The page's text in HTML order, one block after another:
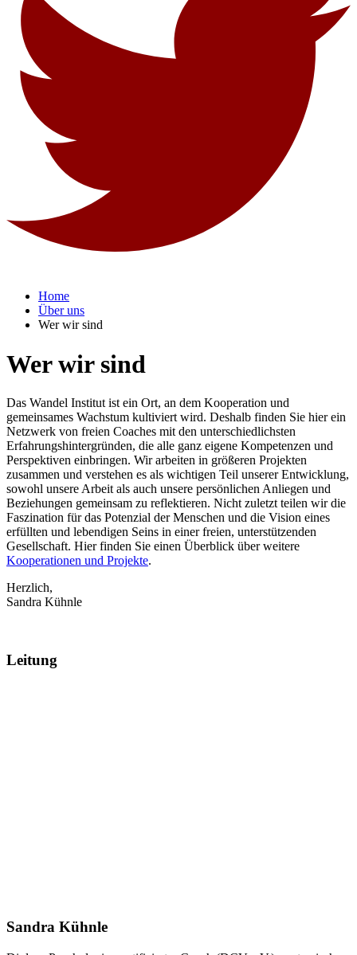
Home
Über uns
Wer wir sind
Wer wir sind
Das Wandel Institut ist ein Ort, an dem Kooperation und
gemeinsames Wachstum kultiviert wird. Deshalb finden Sie hier ein
Netzwerk von freien Coaches mit den unterschiedlichsten
Erfahrungshintergründen, die alle ganz eigene Kompetenzen und
Perspektiven einbringen. Wir arbeiten in größeren Projekten
zusammen und verstehen es als wichtigen Teil unserer Entwicklung,
sowohl unsere Arbeit als auch unsere persönlichen Anliegen und
Beziehungen gemeinsam zu reflektieren. Nicht zuletzt teilen wir die
Faszination für das Potenzial der Menschen und die Vision eines
erfüllten und lebendigen Seins in einer freien, unterstützenden
Gesellschaft. Hier finden Sie einen Überblick über weitere
Kooperationen und Projekte.
Herzlich,
Sandra Kühnle
Leitung
Sandra Kühnle